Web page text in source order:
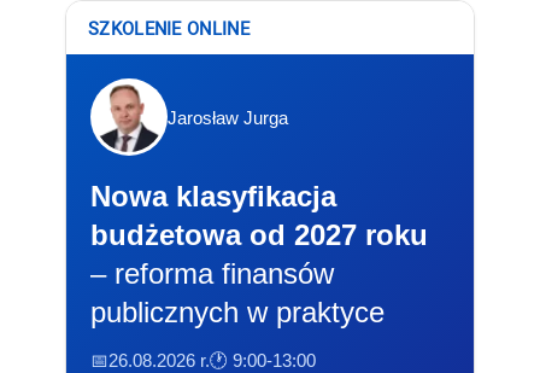
SZKOLENIE ONLINE
Jarosław Jurga
Nowa klasyfikacja
budżetowa od 2027 roku
– reforma finansów
publicznych w praktyce
📅26.08.2026 r.🕐 9:00-13:00